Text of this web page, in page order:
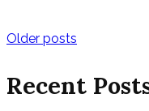
Older posts
Recent